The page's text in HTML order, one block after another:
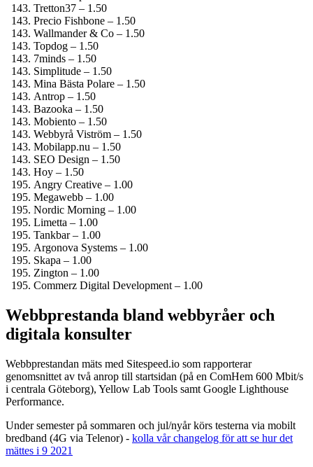
Tretton37 – 1.50
Precio Fishbone – 1.50
Wallmander & Co – 1.50
Topdog – 1.50
7minds – 1.50
Simplitude – 1.50
Mina Bästa Polare – 1.50
Antrop – 1.50
Bazooka – 1.50
Mobiento – 1.50
Webbyrå Viström – 1.50
Mobilapp.nu – 1.50
SEO Design – 1.50
Hoy – 1.50
Angry Creative – 1.00
Megawebb – 1.00
Nordic Morning – 1.00
Limetta – 1.00
Tankbar – 1.00
Argonova Systems – 1.00
Skapa – 1.00
Zington – 1.00
Commerz Digital Development – 1.00
Webbprestanda bland webbyråer och
digitala konsulter
Webbprestandan mäts med Sitespeed.io som rapporterar
genomsnittet av två anrop till startsidan (på en ComHem 600 Mbit/s
i centrala Göteborg), Yellow Lab Tools samt Google Lighthouse
Performance.
Under semester på sommaren och jul/nyår körs testerna via mobilt
bredband (4G via Telenor) - kolla vår changelog för att se hur det
mättes i 9 2021